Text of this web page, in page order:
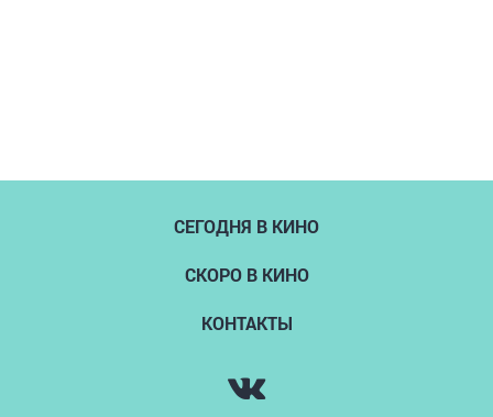
СЕГОДНЯ В КИНО
СКОРО В КИНО
КОНТАКТЫ